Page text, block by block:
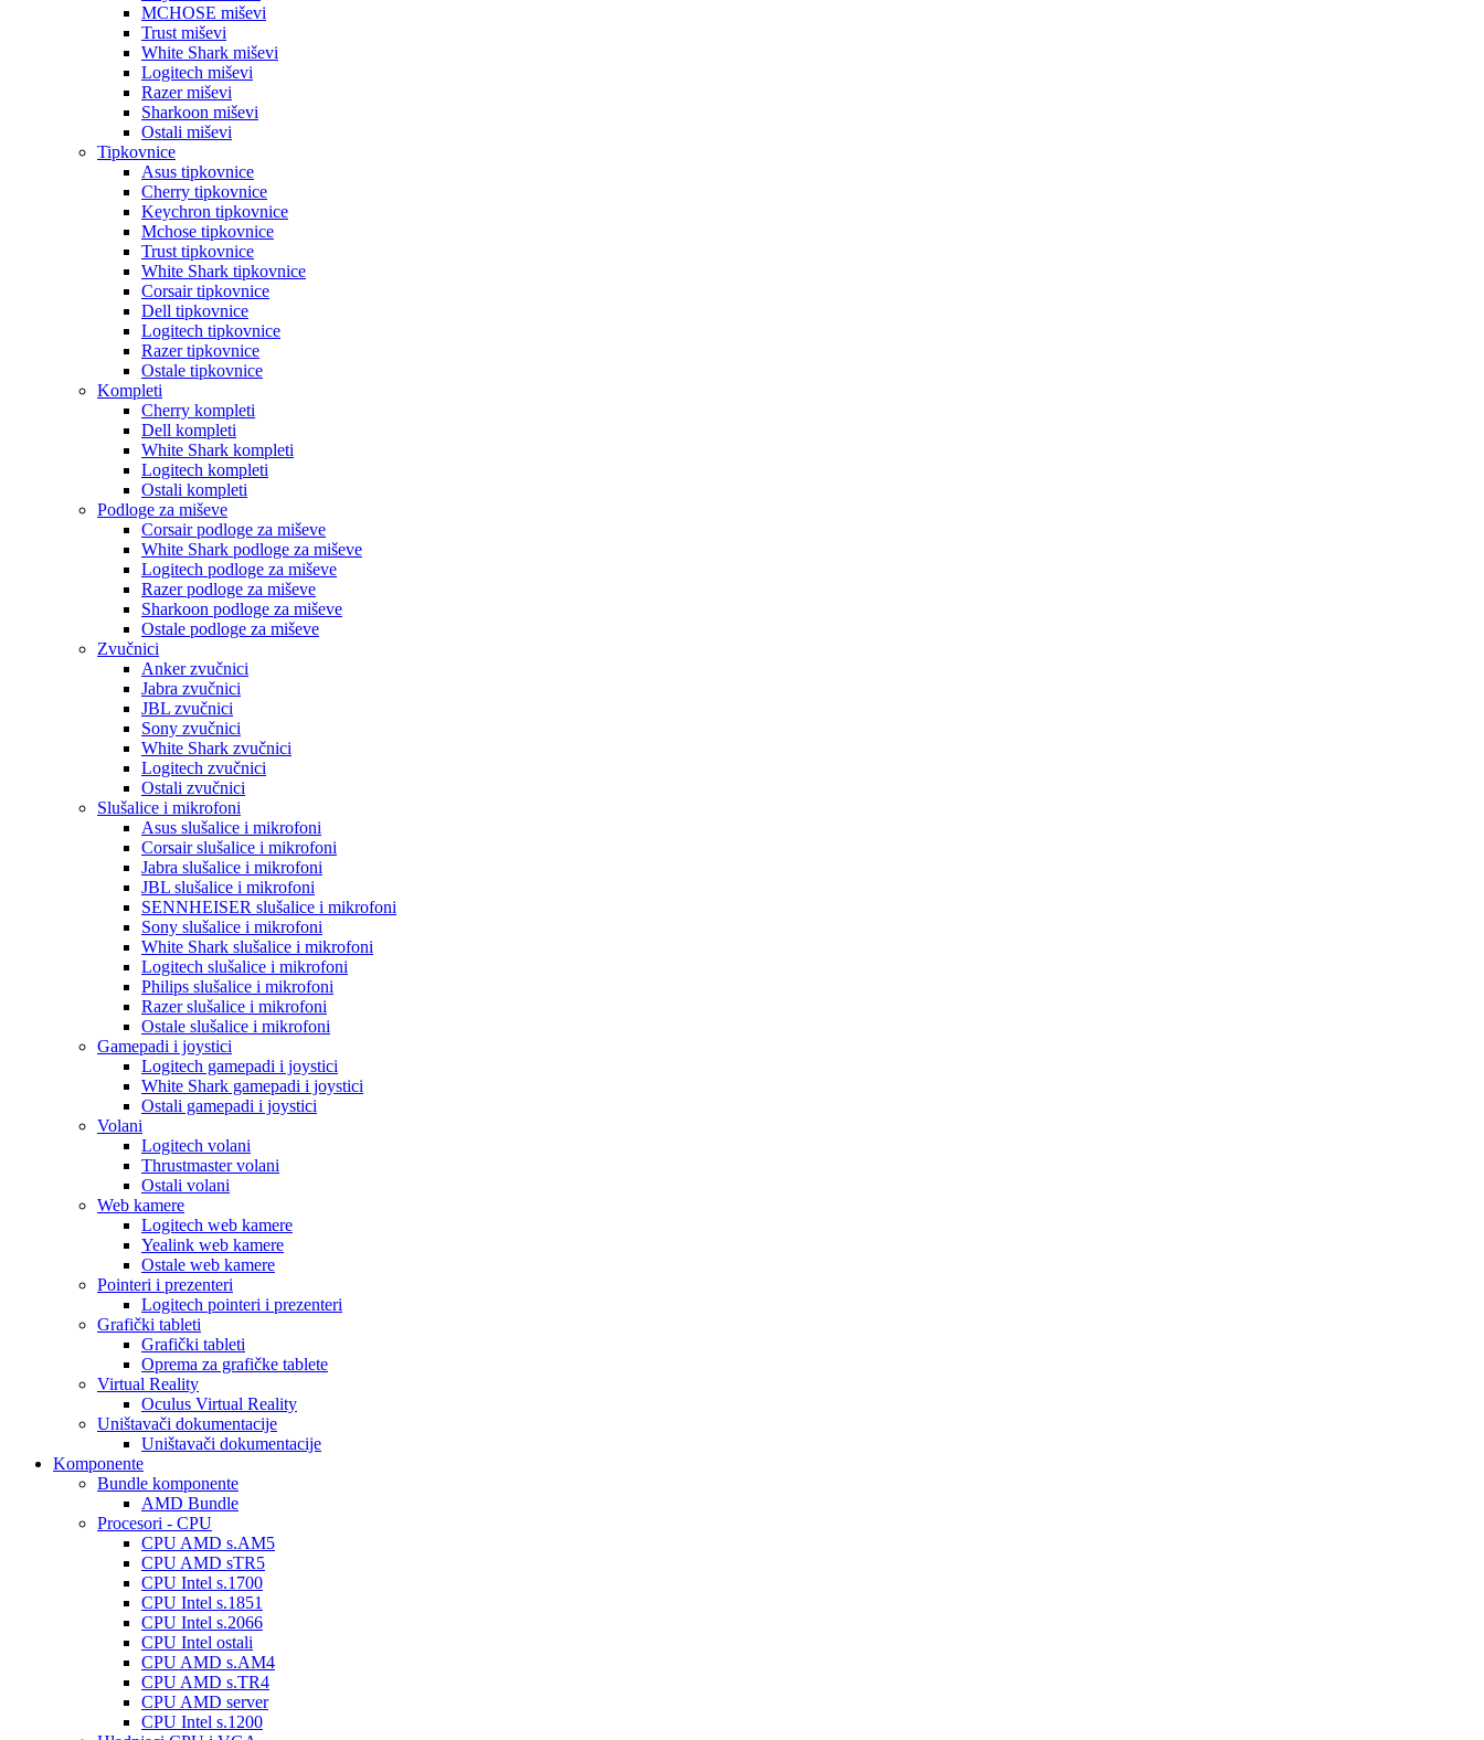
MCHOSE miševi
Trust miševi
White Shark miševi
Logitech miševi
Razer miševi
Sharkoon miševi
Ostali miševi
Tipkovnice
Asus tipkovnice
Cherry tipkovnice
Keychron tipkovnice
Mchose tipkovnice
Trust tipkovnice
White Shark tipkovnice
Corsair tipkovnice
Dell tipkovnice
Logitech tipkovnice
Razer tipkovnice
Ostale tipkovnice
Kompleti
Cherry kompleti
Dell kompleti
White Shark kompleti
Logitech kompleti
Ostali kompleti
Podloge za miševe
Corsair podloge za miševe
White Shark podloge za miševe
Logitech podloge za miševe
Razer podloge za miševe
Sharkoon podloge za miševe
Ostale podloge za miševe
Zvučnici
Anker zvučnici
Jabra zvučnici
JBL zvučnici
Sony zvučnici
White Shark zvučnici
Logitech zvučnici
Ostali zvučnici
Slušalice i mikrofoni
Asus slušalice i mikrofoni
Corsair slušalice i mikrofoni
Jabra slušalice i mikrofoni
JBL slušalice i mikrofoni
SENNHEISER slušalice i mikrofoni
Sony slušalice i mikrofoni
White Shark slušalice i mikrofoni
Logitech slušalice i mikrofoni
Philips slušalice i mikrofoni
Razer slušalice i mikrofoni
Ostale slušalice i mikrofoni
Gamepadi i joystici
Logitech gamepadi i joystici
White Shark gamepadi i joystici
Ostali gamepadi i joystici
Volani
Logitech volani
Thrustmaster volani
Ostali volani
Web kamere
Logitech web kamere
Yealink web kamere
Ostale web kamere
Pointeri i prezenteri
Logitech pointeri i prezenteri
Grafički tableti
Grafički tableti
Oprema za grafičke tablete
Virtual Reality
Oculus Virtual Reality
Uništavači dokumentacije
Uništavači dokumentacije
Komponente
Bundle komponente
AMD Bundle
Procesori - CPU
CPU AMD s.AM5
CPU AMD sTR5
CPU Intel s.1700
CPU Intel s.1851
CPU Intel s.2066
CPU Intel ostali
CPU AMD s.AM4
CPU AMD s.TR4
CPU AMD server
CPU Intel s.1200